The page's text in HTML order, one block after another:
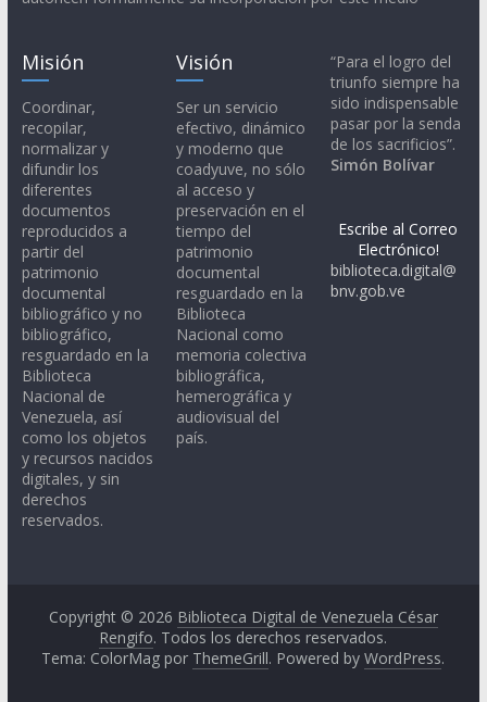
Misión
Coordinar,
recopilar,
normalizar y
difundir los
diferentes
documentos
reproducidos a
partir del
patrimonio
documental
bibliográfico y no
bibliográfico,
resguardado en la
Biblioteca
Nacional de
Venezuela, así
como los objetos
y recursos nacidos
digitales, y sin
derechos
reservados.
Visión
Ser un servicio
efectivo, dinámico
y moderno que
coadyuve, no sólo
al acceso y
preservación en el
tiempo del
patrimonio
documental
resguardado en la
Biblioteca
Nacional como
memoria colectiva
bibliográfica,
hemerográfica y
audiovisual del
país.
“Para el logro del
triunfo siempre ha
sido indispensable
pasar por la senda
de los sacrificios”.
Simón Bolívar
Escribe al Correo
Electrónico!
biblioteca.digital@
bnv.gob.ve
Copyright © 2026 Biblioteca Digital de Venezuela César
Rengifo. Todos los derechos reservados.
Tema: ColorMag por ThemeGrill. Powered byWordPress.